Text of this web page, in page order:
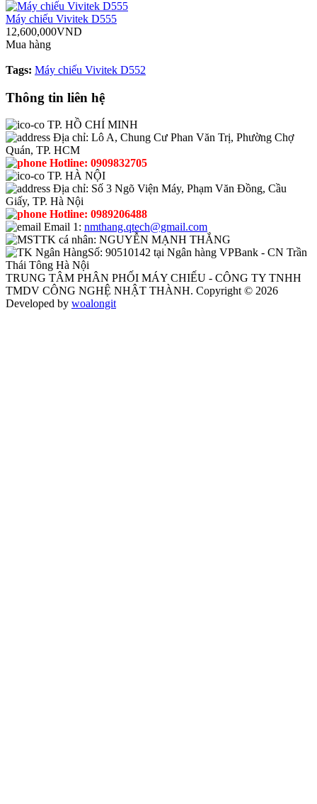
Máy chiếu Vivitek D555
12,600,000VND
Mua hàng
Tags: Máy chiếu Vivitek D552
Thông tin liên hệ
TP. HỒ CHÍ MINH
Địa chỉ: Lô A, Chung Cư Phan Văn Trị, Phường Chợ
Quán, TP. HCM
Hotline: 0909832705
TP. HÀ NỘI
Địa chỉ: Số 3 Ngõ Viện Máy, Phạm Văn Đồng, Cầu
Giấy, TP. Hà Nội
Hotline: 0989206488
Email 1: nmthang.qtech@gmail.com
TK cá nhân: NGUYỄN MẠNH THẮNG
Số: 90510142 tại Ngân hàng VPBank - CN Trần
Thái Tông Hà Nội
TRUNG TÂM PHÂN PHỐI MÁY CHIẾU - CÔNG TY TNHH
TMDV CÔNG NGHỆ NHẬT THÀNH. Copyright © 2026
Developed by woalongit